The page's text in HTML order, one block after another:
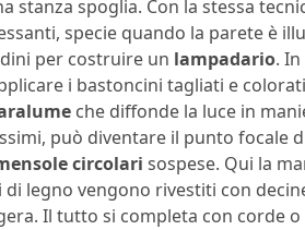
stanza spoglia. Con la stessa
specie quando la parete è
per costruire un lampadario.
i bastoncini tagliati e
che diffonde la luce in
può diventare il punto focale
circolari sospese. Qui la
legno vengono rivestiti con
Il tutto si completa con corde o